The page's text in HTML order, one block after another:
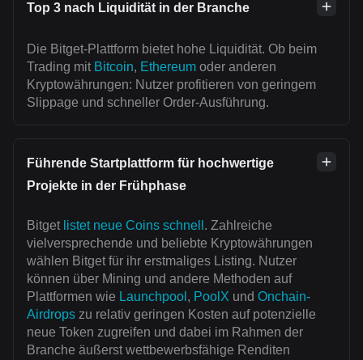
Top 3 nach Liquidität in der Branche
Die Bitget-Plattform bietet hohe Liquidität. Ob beim
Trading mit Bitcoin, Ethereum oder anderen
Kryptowährungen: Nutzer profitieren von geringem
Slippage und schneller Order-Ausführung.
Führende Startplattform für hochwertige
Projekte in der Frühphase
Bitget listet neue Coins schnell . Zahlreiche
vielversprechende und beliebte Kryptowährungen
wählen Bitget für ihr erstmaliges Listing. Nutzer
können über Mining und andere Methoden auf
Plattformen wie Launchpool , PoolX und Onchain-
Airdrops zu relativ geringen Kosten auf potenzielle
neue Token zugreifen und dabei im Rahmen der
Branche äußerst wettbewerbsfähige Renditen